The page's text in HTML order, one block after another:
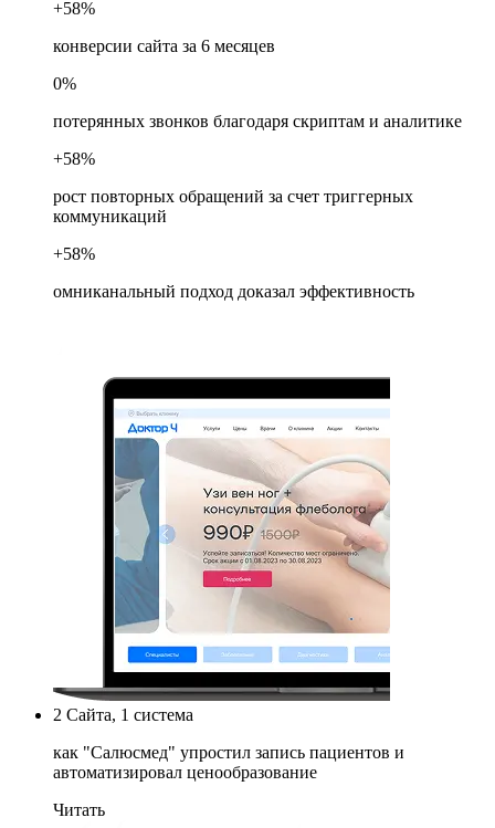
+58%
конверсии сайта за 6 месяцев
0%
потерянных звонков благодаря скриптам и аналитике
+58%
рост повторных обращений за счет триггерных
коммуникаций
+58%
омниканальный подход доказал эффективность
2 Сайта, 1 система
как "Салюсмед" упростил запись пациентов и
автоматизировал ценообразование
Читать